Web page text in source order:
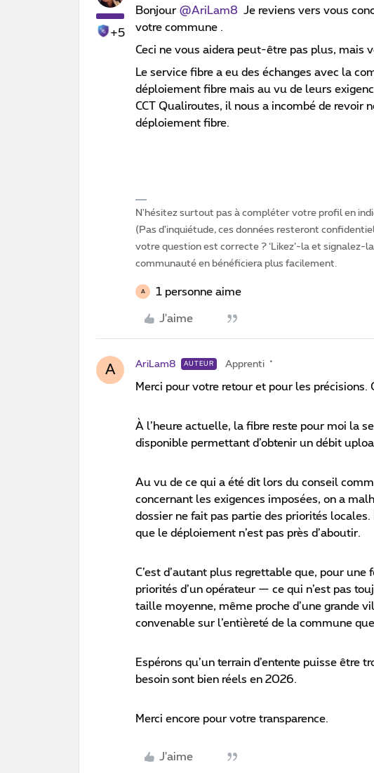
+5
Bonjour ​ @AriLam8 Je reviens vers vous
votre commune .
Ceci ne vous aidera peut-être pas plus, mais
Le service fibre a eu des échanges avec la
déploiement fibre mais au vu de leurs
CCT Qualiroutes, il nous a incombé de revoir
déploiement fibre.
N'hésitez surtout pas à compléter votre profil en
(Pas d'inquiétude, ces données resteront
votre question est correcte ? ‘Likez’-la et signalez-la
communauté en bénéficiera plus facilement.
A 1 personne aime
J'aime
A AriLam8 AUTEUR Apprenti
Merci pour votre retour et pour les précisions.
À l’heure actuelle, la fibre reste pour moi la
disponible permettant d’obtenir un débit
Au vu de ce qui a été dit lors du conseil
concernant les exigences imposées, on a
dossier ne fait pas partie des priorités
que le déploiement n’est pas près d’aboutir.
C’est d’autant plus regrettable que, pour
priorités d’un opérateur — ce qui n’est pas
taille moyenne, même proche d’une grande
convenable sur l’entièreté de la commune
Espérons qu’un terrain d’entente puisse être
besoin sont bien réels en 2026.
Merci encore pour votre transparence.
J'aime